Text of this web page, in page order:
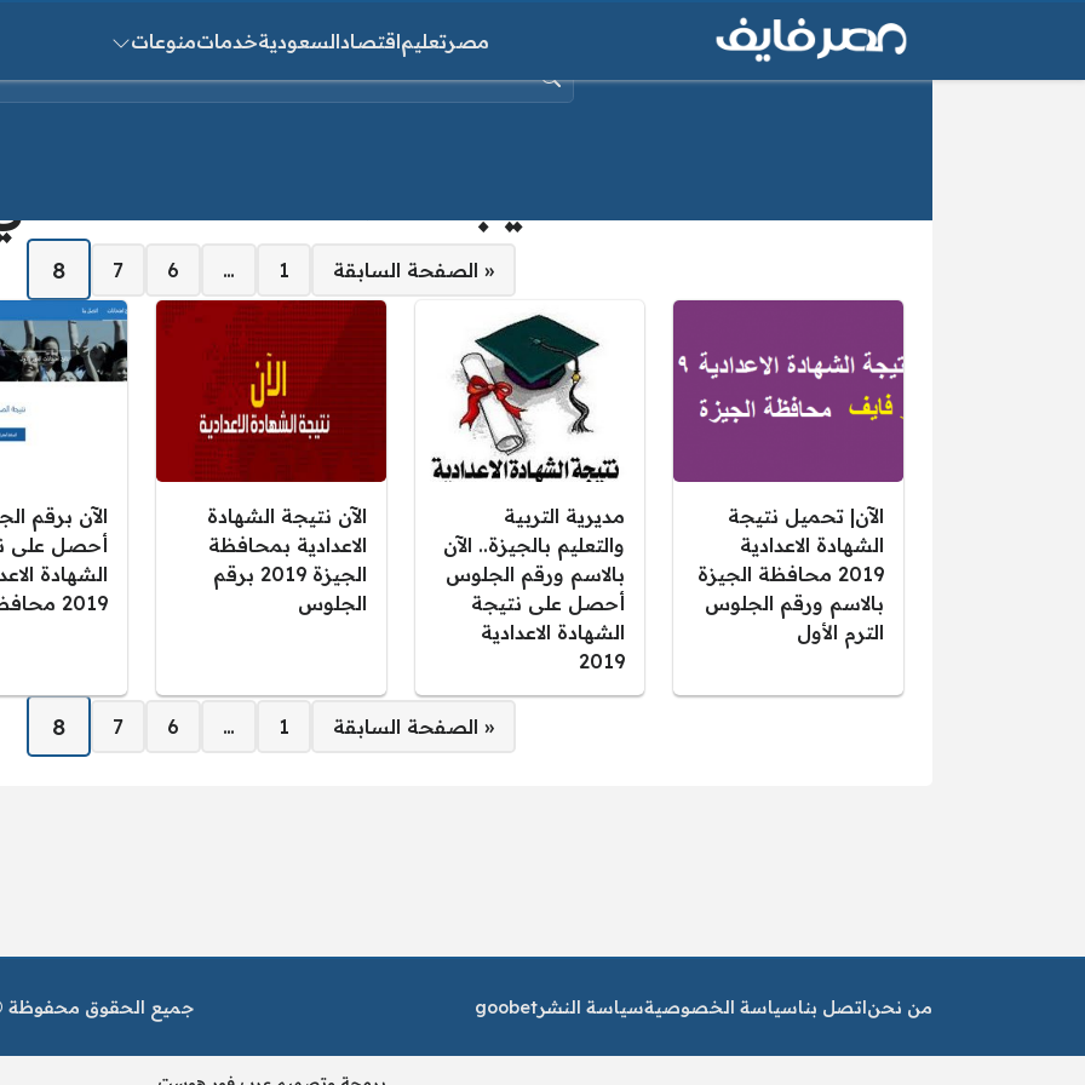
مصرتعليماقتصادالسعوديةخدماتمنوعات
« الصفحة السابقة 1
…
6
7
8
الآن| تحميل نتيجة
الشهادة الاعدادية
2019 محافظة الجيزة
بالاسم ورقم الجلوس
الترم الأول
مديرية التربية
والتعليم بالجيزة.. الآن
بالاسم ورقم الجلوس
أحصل على نتيجة
الشهادة الاعدادية
2019
الآن نتيجة الشهادة
الاعدادية بمحافظة
الجيزة 2019 برقم
الجلوس
الآن برقم
أحصل على
الشهادة
2019 محافظة الجيزة
« الصفحة السابقة 1
…
6
7
8
من نحناتصل بناسياسة الخصوصيةسياسة النشرgoobet جميع الحقوق محفوظة ©